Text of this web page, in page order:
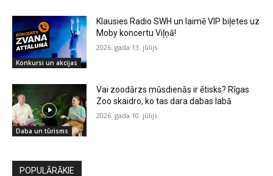
Konkursi un akcijas
Klausies Radio SWH un laimē VIP biļetes uz
Moby koncertu Viļņā!
2026. gada 13. jūlijs
Daba un tūrisms
Vai zoodārzs mūsdienās ir ētisks? Rīgas
Zoo skaidro, ko tas dara dabas labā
2026. gada 10. jūlijs
POPULĀRĀKIE